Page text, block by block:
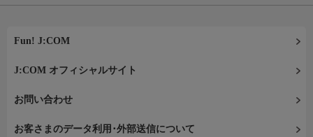
Fun! J:COM
J:COM オフィシャルサイト
お問い合わせ
お客さまのデータ利用･外部送信について